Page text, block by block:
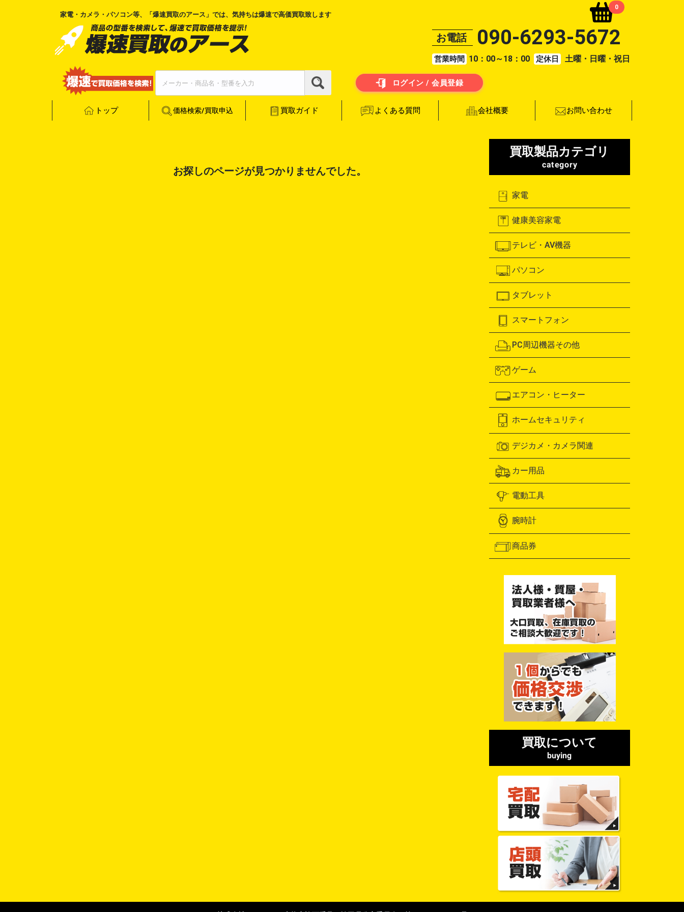
家電・カメラ・パソコン等、「 爆速買取のアース 」では、気持ちは爆速で高価買取致します
0
お電話 090-6293-5672
営業時間 10：00～18：00 定休日 土曜・日曜・祝日
ログイン / 会員登録
トップ 価格検索/買取申込 買取ガイド よくある質問 会社概要 お問い合わせ
お探しのページが見つかりませんでした。
買取製品カテゴリ
category
家電
健康美容家電
テレビ・AV機器
パソコン
タブレット
スマートフォン
PC周辺機器その他
ゲーム
エアコン・ヒーター
ホームセキュリティ
デジカメ・カメラ関連
カー用品
電動工具
腕時計
商品券
買取について
buying